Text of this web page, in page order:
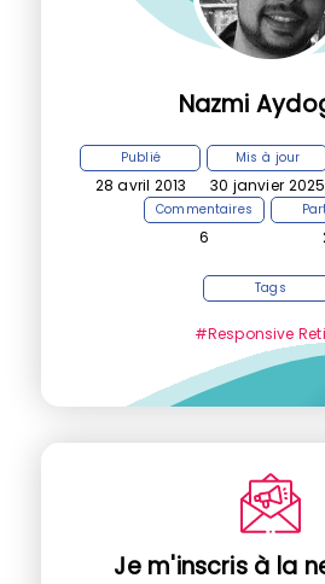
Nazmi
Publié
28 avril 2013
Mis à jour
30 janvier 2025
Commentaires
6
Tags
#Responsive
Je m'inscris à la